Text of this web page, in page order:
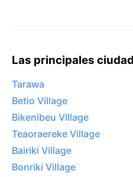
Las principales
Tarawa
Betio Village
Bikenibeu Village
Teaoraereke Village
Bairiki Village
Bonriki Village